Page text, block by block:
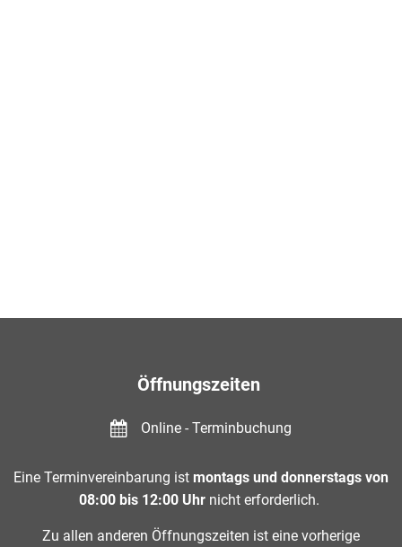
Öffnungszeiten
Online - Terminbuchung
Eine Terminvereinbarung ist montags und donnerstags von
08:00 bis 12:00 Uhr nicht erforderlich.
Zu allen anderen Öffnungszeiten ist eine vorherige